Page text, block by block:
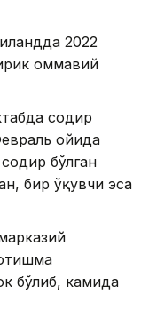
2022
оммавий
содир
ойида
бўлган
бир ўқувчи эса
бўлиб, камида